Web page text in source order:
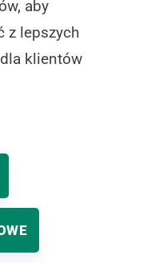
aby
z lepszych
klientów